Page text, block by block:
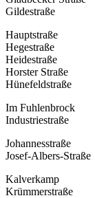
Gildestraße
Hauptstraße
Hegestraße
Heidestraße
Horster Straße
Hünefeldstraße
Im Fuhlenbrock
Industriestraße
Johannesstraße
Josef-Albers-Straße
Kalverkamp
Krümmerstraße